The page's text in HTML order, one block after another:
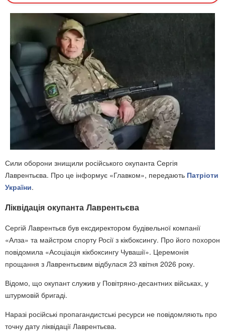
Сили оборони знищили російського окупанта Сергія
Лаврентьєва. Про це інформує «Главком», передають Патріоти
України.
Ліквідація окупанта Лаврентьєва
Сергій Лаврентьєв був ексдиректором будівельної компанії
«Алза» та майстром спорту Росії з кікбоксингу. Про його похорон
повідомила «Асоціація кікбоксингу Чувашії». Церемонія
прощання з Лаврентьєвим відбулася 23 квітня 2026 року.
Відомо, що окупант служив у Повітряно-десантних військах, у
штурмовій бригаді.
Наразі російські пропагандистські ресурси не повідомляють про
точну дату ліквідації Лаврентьєва.